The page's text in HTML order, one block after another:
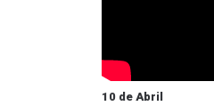
10 de Abril